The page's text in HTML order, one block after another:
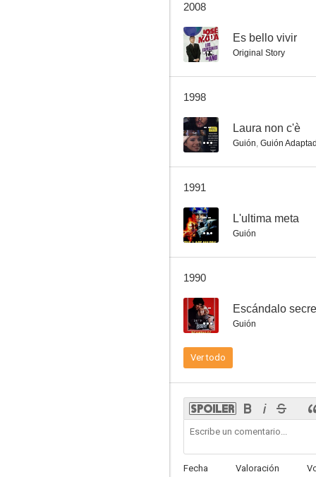
Jaimito contra todos
6.5
2008
7.0 Es bello vivir
Original Story
1998
-- Laura non c'è
Guión, Guión
1991
-- L'ultima meta
Guión
1990
-- Escándalo
Guión
Ver todo
Fecha Valoración